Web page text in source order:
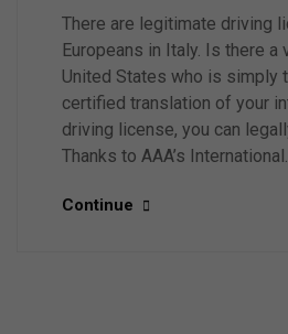
There are legitimate driving
Europeans in Italy. Is there
United States who is simply
certified translation of your
driving license, you can
Thanks to AAA’s
Continue